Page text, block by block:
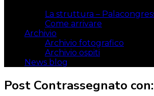
La struttura –
Come arrivare
Archivio
Archivio fotografico
Archivio ospiti
News blog
Post Contrassegnato